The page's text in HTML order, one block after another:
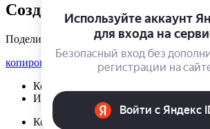
Создать карту клиента
Поделиться
копировать ссылку
Корзина | {{ cart.items.value.length }}
Избранное | {{
Корзина | {{ cart.items.value.length }}